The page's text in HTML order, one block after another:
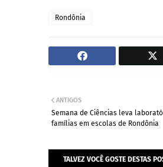
Rondônia
ANTIGOS
Semana de Ciências leva
famílias em escolas de Rondônia
TALVEZ VOCÊ GOSTE DESTAS